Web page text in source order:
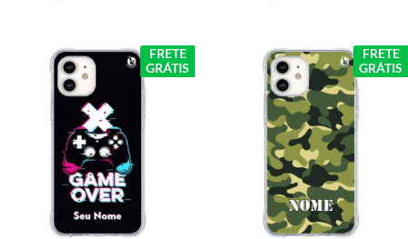
FRETE
GRÁTIS
O
preço
original
era:
R$ 59,90.
O
preço
atual
R$ 49,90.
FRETE
GRÁTIS
O
preço
original
era:
R$ 59,90.
O
preço
atual
é:
R$ 49,90.